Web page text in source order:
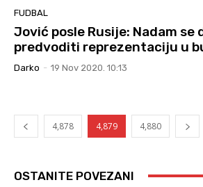
FUDBAL
Jović posle Rusije: Nadam se
predvoditi reprezentaciju u
Darko - 19 Nov 2020. 10:13
4,878 4,879 4,880
OSTANITE POVEZANI